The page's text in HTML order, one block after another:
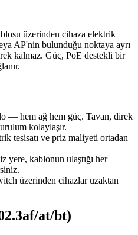
üzerinden cihaza elektrik
AP'nin bulunduğu noktaya ayrı
kalmaz. Güç, PoE destekli bir
— hem ağ hem güç. Tavan, direk
kolaylaşır.
tesisatı ve priz maliyeti ortadan
yere, kablonun ulaştığı her
üzerinden cihazlar uzaktan
at/bt)